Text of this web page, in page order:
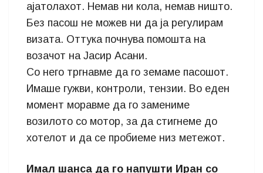
ајатолахот. Немав ни кола, немав ништо.
Без пасош не можев ни да ја регулирам
визата. Оттука почнува помошта на
возачот на Јасир Асани.
Со него тргнавме да го земаме пасошот.
Имаше гужви, контроли, тензии. Во еден
момент моравме да го замениме
возилото со мотор, за да стигнеме до
хотелот и да се пробиеме низ метежот.
Имал шанса да го напушти Иран со